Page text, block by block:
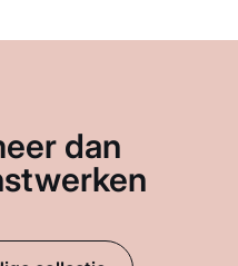
dan